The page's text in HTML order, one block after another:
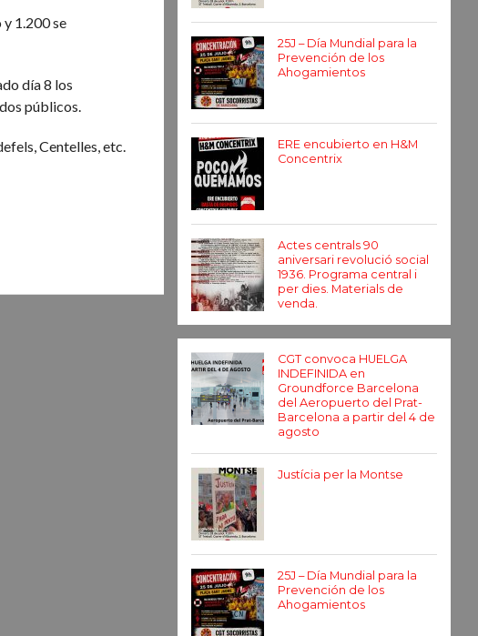
y 1.200 se
día 8 los
públicos.
Centelles, etc.
25J – Día Mundial para la
Prevención de los
Ahogamientos
ERE encubierto en H&M
Concentrix
Actes centrals 90
aniversari revolució social
1936. Programa central i
per dies. Materials de
venda.
CGT convoca HUELGA
INDEFINIDA en
Groundforce Barcelona
del Aeropuerto del Prat-
Barcelona a partir del 4 de
agosto
Justícia per la Montse
25J – Día Mundial para la
Prevención de los
Ahogamientos